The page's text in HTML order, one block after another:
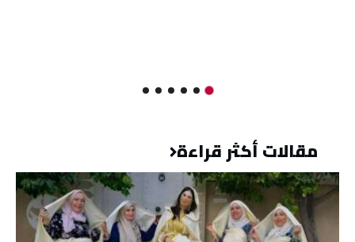
مقالات أكثر قراءة